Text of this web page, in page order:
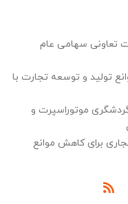
تعاونی سهامی عام
تولید و توسعه تجارت با
موتوراسپرت و
برای کاهش موانع